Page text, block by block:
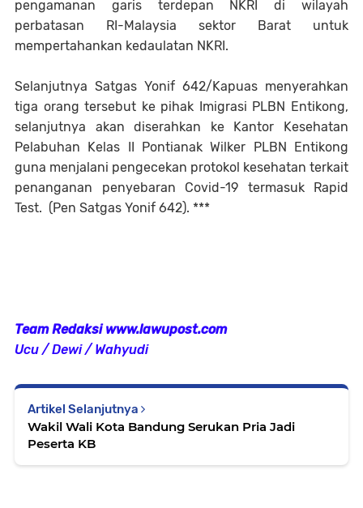
pengamanan garis terdepan NKRI di wilayah
perbatasan RI-Malaysia sektor Barat untuk
mempertahankan kedaulatan NKRI.
Selanjutnya Satgas Yonif 642/Kapuas menyerahkan
tiga orang tersebut ke pihak Imigrasi PLBN Entikong,
selanjutnya akan diserahkan ke Kantor Kesehatan
Pelabuhan Kelas II Pontianak Wilker PLBN Entikong
guna menjalani pengecekan protokol kesehatan terkait
penanganan penyebaran Covid-19 termasuk Rapid
Test. (Pen Satgas Yonif 642). ***
Team Redaksi www.lawupost.com
Ucu / Dewi / Wahyudi
Artikel Selanjutnya
Wakil Wali Kota Bandung Serukan Pria Jadi
Peserta KB